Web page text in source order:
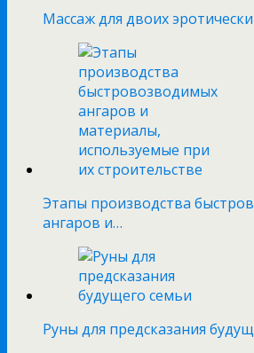
Массаж для двоих
Этапы производства
ангаров и…
Руны для предсказания